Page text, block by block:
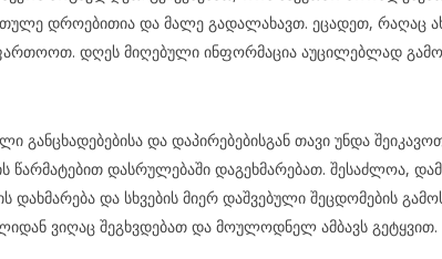
დროებითია და მალე გადალახავთ. ეცადეთ, რაღაც
დღეს მიღებული ინფორმაცია აუცილებლად
განცხადებებისა და დაპირებებისგან თავი უნდა
წარმატებით დასრულებაში დაგეხმარებათ. შესაძლოა,
დახმარება და სხვების მიერ დაშვებული შეცდომების
ვიღაც შეგხვდებათ და მოულოდნელ ამბავს გეტყვით.